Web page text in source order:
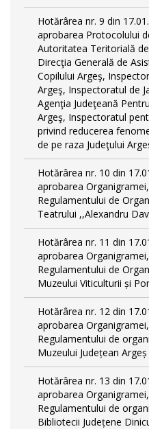
Hotărârea nr. 9 din
aprobarea Protocolului
Autoritatea Teritorială
Direcţia Generală de
Copilului Argeş,
Argeş, Inspectoratul de
Agenţia Judeţeană
Argeş, Inspectoratul
privind reducerea
de pe raza Judeţului
Hotărârea nr. 10 din
aprobarea
Regulamentului de
Teatrului ,,Alexandru
Hotărârea nr. 11 din
aprobarea
Regulamentului de
Muzeului Viticulturii și
Hotărârea nr. 12 din
aprobarea
Regulamentului de
Muzeului Județean Argeș
Hotărârea nr. 13 din
aprobarea
Regulamentului de
Bibliotecii Județene